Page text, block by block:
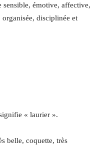
sensible, émotive, affective,
disciplinée et
« laurier ».
belle, coquette, très